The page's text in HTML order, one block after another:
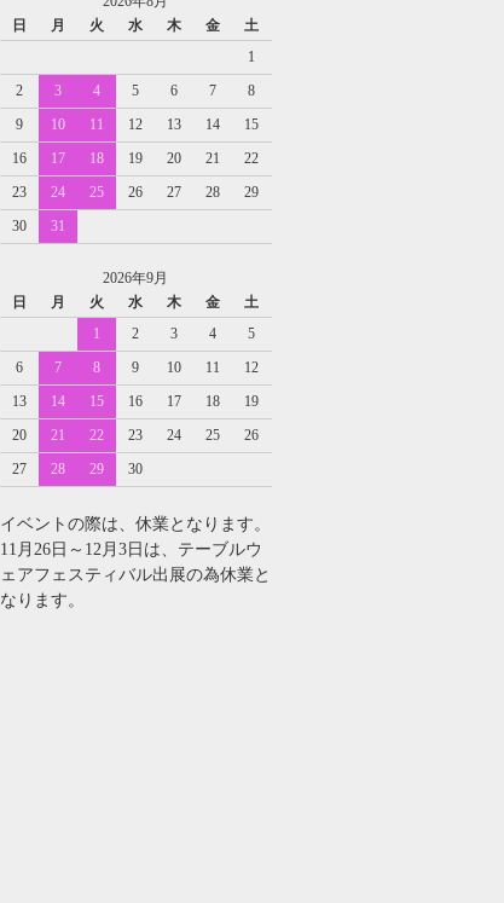
日
月 火 水 木 金
土
1
2
3 4 5 6 7
8
9
10 11 12 13 14
15
16
17 18 19 20 21
22
23
24 25 26 27 28
29
30
31
2026年9月
日
月 火 水 木 金
土
1
2 3 4
5
6
7 8 9 10 11
12
13
14 15 16 17 18
19
20
21 22 23 24 25
26
27
28 29 30
イベントの際は、休業となります。
11月26日～12月3日は、テーブルウ
ェアフェスティバル出展の為休業と
なります。